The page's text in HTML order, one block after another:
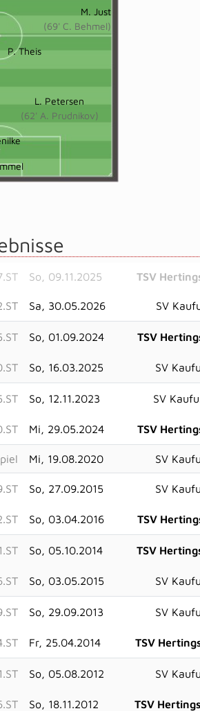
M. Just
(69' C. Behmel)
P. Theis
L. Petersen
(62' A. Prudnikov)
So, 09.11.2025 TSV
Sa, 30.05.2026 SV
So, 01.09.2024 TSV
So, 16.03.2025 SV
So, 12.11.2023 SV
Mi, 29.05.2024 TSV
Mi, 19.08.2020 SV
So, 27.09.2015 SV
So, 03.04.2016 TSV
So, 05.10.2014 TSV
So, 03.05.2015 SV
So, 29.09.2013 SV
Fr, 25.04.2014 TSV
So, 05.08.2012 SV
So, 18.11.2012 TSV